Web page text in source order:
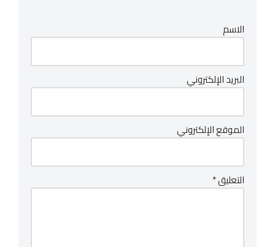
الاسم
البريد الإلكتروني
الموقع الإلكتروني
التعليق*